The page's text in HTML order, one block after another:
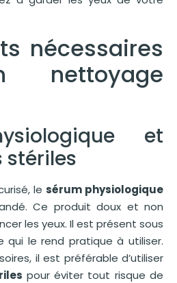
nécessaires
nettoyage
et
stériles
le sérum physiologique
Ce produit doux et non
les yeux. Il est présent sous
qui le rend pratique à utiliser.
il est préférable d’utiliser
pour éviter tout risque de